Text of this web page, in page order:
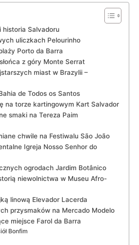
​historia Salvadoru
uliczkach Pelourinho
Porto da Barra
z góry Monte Serrat
miast ⁢w Brazylii –
de Todos os Santos
na torze kartingowym Kart Salvador
smaki na Tereza Paim
⁣chwile ⁣na Festiwalu São João
Igreja Nosso Senhor‍ do
ogrodach Jardim Botânico
niewolnictwa ​w Museu‌ Afro-
linową Elevador Lacerda
przysmaków ​na Mercado ​Modelo
⁢miejsce Farol da Barra
Bonfim